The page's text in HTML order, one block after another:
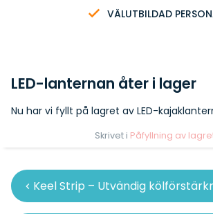
VÄLUTBILDAD
LED-lanternan åter i lager
Nu har vi fyllt på lagret av LED-
Skrivet i Påfyllning av
Inläggsnavigering
Keel Strip – Utvändig